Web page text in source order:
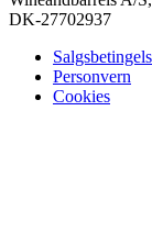
DK-27702937
Personvern
Cookies